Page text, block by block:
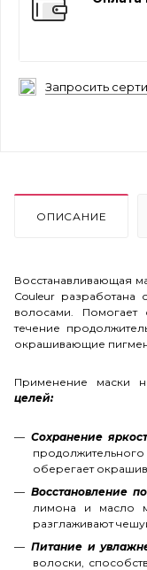
Запросить
ОПИСАНИЕ
Восстанавливающая
Couleur
волосами. Помогает
течение
окрашивающие
Применение маски
целей:
Сохранение
оберегает
Восстановление
лимона и масло
разглаживают
Питание и
волоски,